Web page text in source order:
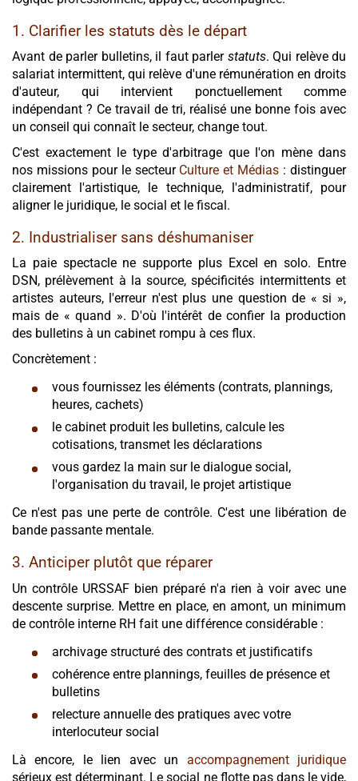
1. Clarifier les statuts dès le départ
Avant de parler bulletins, il faut parler statuts. Qui relève du
salariat intermittent, qui relève d'une rémunération en droits
d'auteur, qui intervient ponctuellement comme
indépendant ? Ce travail de tri, réalisé une bonne fois avec
un conseil qui connaît le secteur, change tout.
C'est exactement le type d'arbitrage que l'on mène dans
nos missions pour le secteur Culture et Médias : distinguer
clairement l'artistique, le technique, l'administratif, pour
aligner le juridique, le social et le fiscal.
2. Industrialiser sans déshumaniser
La paie spectacle ne supporte plus Excel en solo. Entre
DSN, prélèvement à la source, spécificités intermittents et
artistes auteurs, l'erreur n'est plus une question de « si »,
mais de « quand ». D'où l'intérêt de confier la production
des bulletins à un cabinet rompu à ces flux.
Concrètement :
vous fournissez les éléments (contrats, plannings,
heures, cachets)
le cabinet produit les bulletins, calcule les
cotisations, transmet les déclarations
vous gardez la main sur le dialogue social,
l'organisation du travail, le projet artistique
Ce n'est pas une perte de contrôle. C'est une libération de
bande passante mentale.
3. Anticiper plutôt que réparer
Un contrôle URSSAF bien préparé n'a rien à voir avec une
descente surprise. Mettre en place, en amont, un minimum
de contrôle interne RH fait une différence considérable :
archivage structuré des contrats et justificatifs
cohérence entre plannings, feuilles de présence et
bulletins
relecture annuelle des pratiques avec votre
interlocuteur social
Là encore, le lien avec un accompagnement juridique
sérieux est déterminant. Le social ne flotte pas dans le vide,